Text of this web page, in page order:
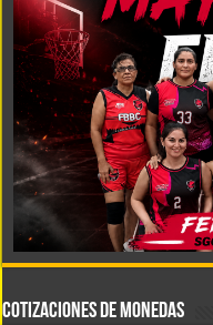
COTIZACIONES DE MONEDAS